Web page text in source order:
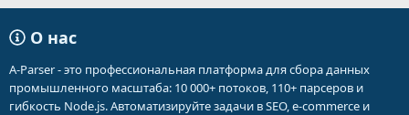
О нас
A-Parser - это профессиональная платформа для сбора данных
промышленного масштаба: 10 000+ потоков, 110+ парсеров и
гибкость Node.js. Автоматизируйте задачи в SEO, e-commerce и